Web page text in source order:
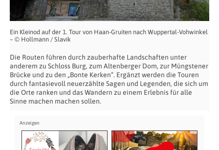
Ein Kleinod auf der 1. Tour von Haan-Gruiten nach Wuppertal-Vohwinkel
– © Hollmann / Slavik
Die Routen führen durch zauberhafte Landschaften unter
anderem zu Schloss Burg, zum Altenberger Dom, zur Müngstener
Brücke und zu den „Bonte Kerken“. Ergänzt werden die Touren
durch fantasievoll neuerzählte Sagen und Legenden, die sich um
die Orte ranken und das Wandern zu einem Erlebnis für alle
Sinne machen machen sollen.